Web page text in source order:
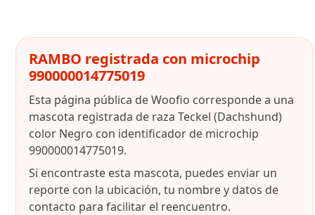
RAMBO registrada con microchip
990000014775019
Esta página pública de Woofio corresponde a una
mascota registrada de raza Teckel (Dachshund)
color Negro con identificador de microchip
990000014775019.
Si encontraste esta mascota, puedes enviar un
reporte con la ubicación, tu nombre y datos de
contacto para facilitar el reencuentro.